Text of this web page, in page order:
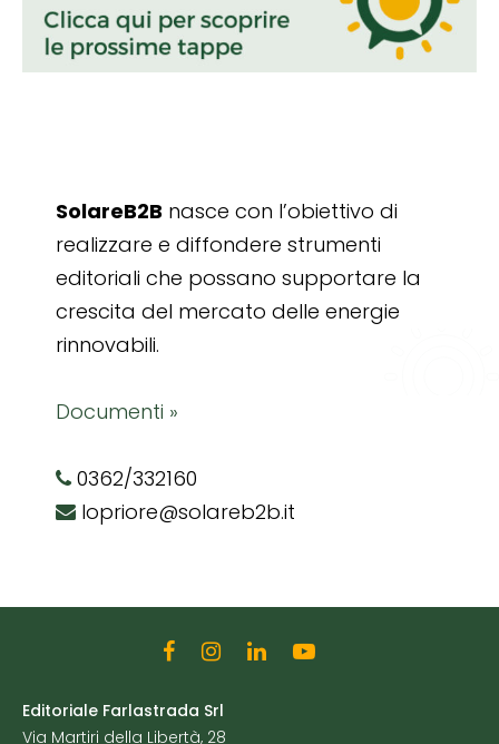
SolareB2B nasce con l’obiettivo di
realizzare e diffondere strumenti
editoriali che possano supportare la
crescita del mercato delle energie
rinnovabili.
Documenti »
0362/332160
lopriore@solareb2b.it
Editoriale Farlastrada Srl
Via Martiri della Libertà, 28